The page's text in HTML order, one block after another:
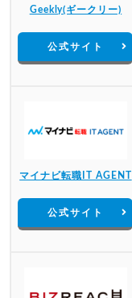
Geekly(ギークリー)
公式サイト
マイナビ転職IT AGENT
公式サイト